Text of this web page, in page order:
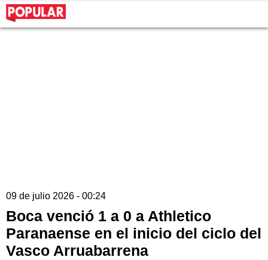
09 de julio 2026 - 00:24
Boca venció 1 a 0 a Athletico
Paranaense en el inicio del ciclo del
Vasco Arruabarrena